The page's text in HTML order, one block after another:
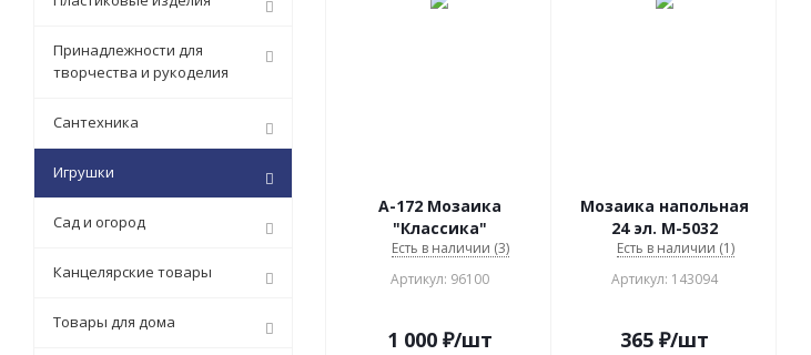
А-172 Мозаика
"Классика"
Есть в наличии (3)
Артикул: 96100
1 000₽/шт
Мозаика напольная
24 эл. М-5032
Есть в наличии (1)
Артикул: 143094
365 ₽/шт
Принадлежности для
творчества и рукоделия
Сантехника
Игрушки
Сад и огород
Канцелярские товары
Товары для дома